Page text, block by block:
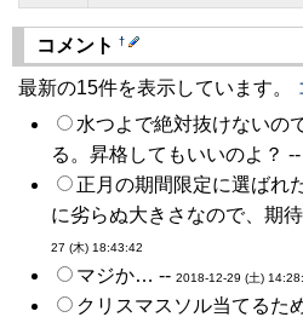
コメント †
最新の15件を表示しています。
水つよで絶対抜けないの
る。昇格してもいいのよ？ --
正月の期間限定に選ば
に劣らぬ大きさなので、期
27 (木) 18:43:42
マジか… -- 2018-12-29 (土)
クリスマスソル当てるた